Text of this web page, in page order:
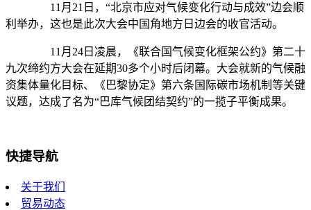
11月21日，“北京市应对气候变化行动与成效”边会顺
利举办，这也是此次大会中国角地方日边会的收官活动。
11月24日凌晨，《联合国气候变化框架公约》第二十
九次缔约方大会在延期30多个小时后闭幕。大会就新的气候融
资集体量化目标、《巴黎协定》第六条国际碳市场机制等关键
议题，达成了名为“巴库气候团结契约”的一揽子平衡成果。
快捷导航
关于我们
贸易动态